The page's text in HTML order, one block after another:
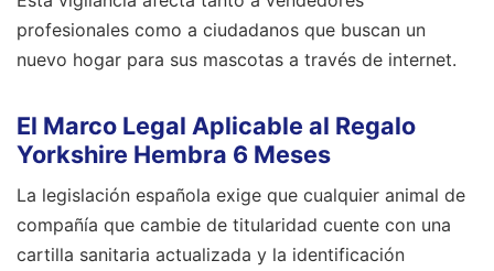
profesionales como a ciudadanos que buscan un
nuevo hogar para sus mascotas a través de internet.
El Marco Legal Aplicable al Regalo
Yorkshire Hembra 6 Meses
La legislación española exige que cualquier animal de
compañía que cambie de titularidad cuente con una
cartilla sanitaria actualizada y la identificación